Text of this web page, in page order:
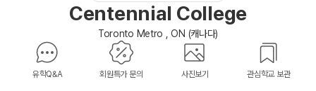
Centennial College
Toronto Metro , ON (캐나다)
유학Q&A 회원특가 문의 사진보기 관심학교 보관